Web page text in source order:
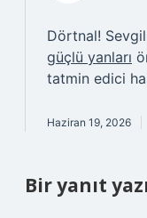
Dörtnal! Sevgili
güçlü yanları
tatmin edici
Haziran 19, 2026
Bir yanıt